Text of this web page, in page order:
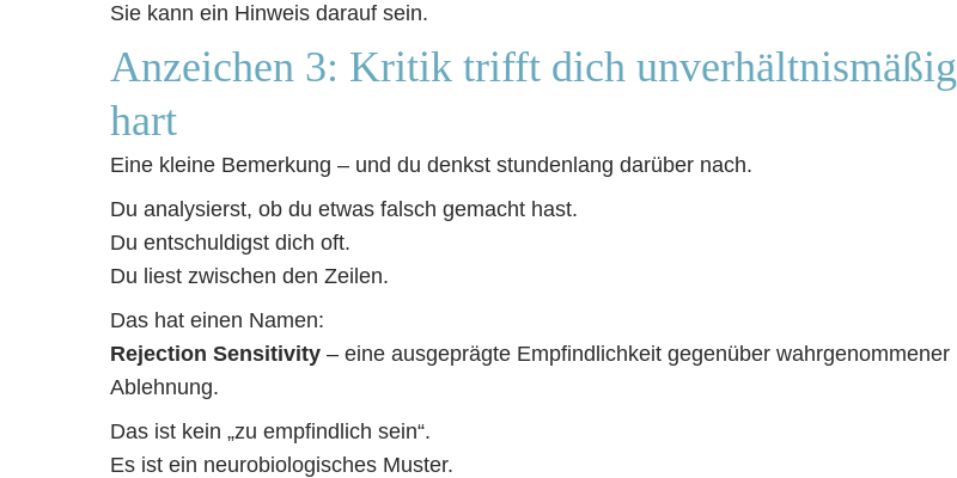
Sie kann ein Hinweis darauf sein.
Anzeichen 3: Kritik trifft dich unverhältnismäßig
hart
Eine kleine Bemerkung – und du denkst stundenlang darüber nach.
Du analysierst, ob du etwas falsch gemacht hast.
Du entschuldigst dich oft.
Du liest zwischen den Zeilen.
Das hat einen Namen:
Rejection Sensitivity – eine ausgeprägte Empfindlichkeit gegenüber wahrgenommener
Ablehnung.
Das ist kein „zu empfindlich sein“.
Es ist ein neurobiologisches Muster.